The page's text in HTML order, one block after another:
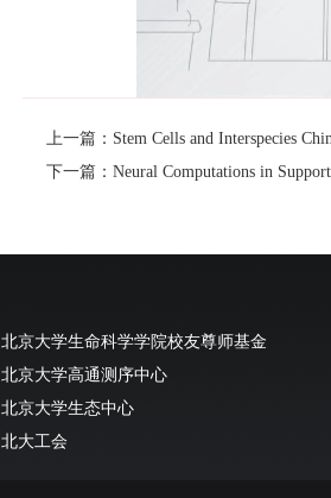
上一篇：Stem Cells and Interspecies
下一篇：Neural Computations in
北京大学生命科学学院校友尊师基金
北京大学高通测序中心
北京大学生态中心
北大工会